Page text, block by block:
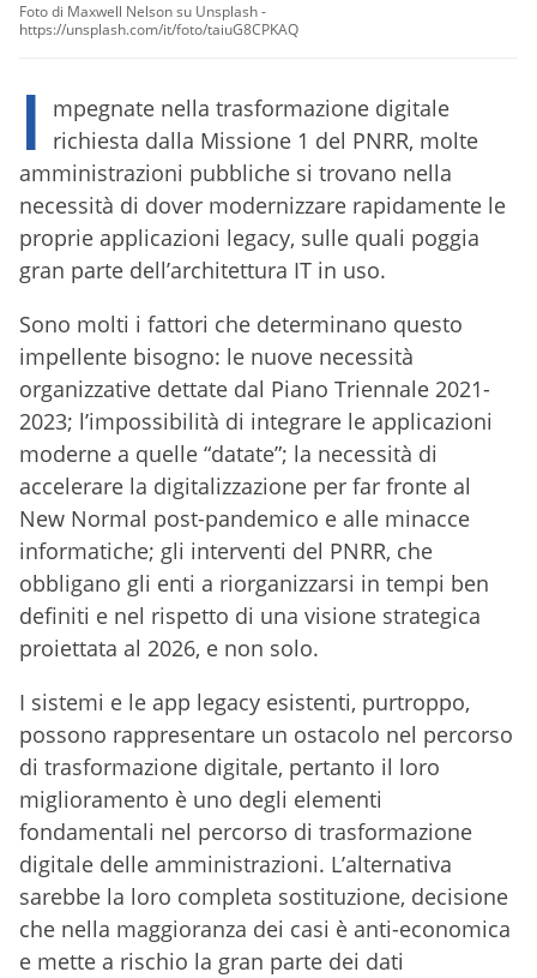
Foto di Maxwell Nelson su Unsplash -
https://unsplash.com/it/foto/taiuG8CPKAQ
I
mpegnate nella trasformazione digitale
richiesta dalla Missione 1 del PNRR, molte
amministrazioni pubbliche si trovano nella
necessità di dover modernizzare rapidamente le
proprie applicazioni legacy, sulle quali poggia
gran parte dell’architettura IT in uso.
Sono molti i fattori che determinano questo
impellente bisogno: le nuove necessità
organizzative dettate dal Piano Triennale 2021-
2023; l’impossibilità di integrare le applicazioni
moderne a quelle “datate”; la necessità di
accelerare la digitalizzazione per far fronte al
New Normal post-pandemico e alle minacce
informatiche; gli interventi del PNRR, che
obbligano gli enti a riorganizzarsi in tempi ben
definiti e nel rispetto di una visione strategica
proiettata al 2026, e non solo.
I sistemi e le app legacy esistenti, purtroppo,
possono rappresentare un ostacolo nel percorso
di trasformazione digitale, pertanto il loro
miglioramento è uno degli elementi
fondamentali nel percorso di trasformazione
digitale delle amministrazioni. L’alternativa
sarebbe la loro completa sostituzione, decisione
che nella maggioranza dei casi è anti-economica
e mette a rischio la gran parte dei dati